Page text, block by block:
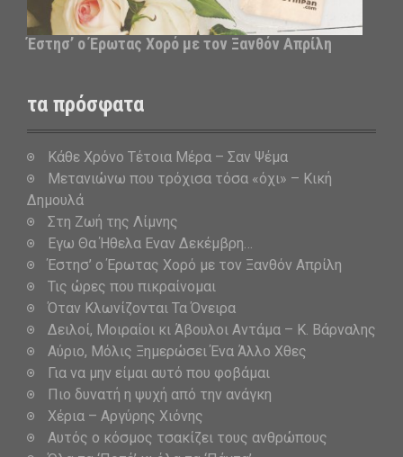
Έστησ’ ο Έρωτας Χορό με τον Ξανθόν Απρίλη
τα πρόσφατα
Κάθε Χρόνο Τέτοια Μέρα – Σαν Ψέμα
Μετανιώνω που τρόχισα τόσα «όχι» – Κική
Δημουλά
Στη Ζωή της Λίμνης
Εγω Θα Ήθελα Εναν Δεκέμβρη…
Έστησ’ ο Έρωτας Χορό με τον Ξανθόν Απρίλη
Τις ώρες που πικραίνομαι
Όταν Κλωνίζονται Τα Όνειρα
Δειλοί, Μοιραίοι κι Άβουλοι Αντάμα – Κ. Βάρναλης
Αύριο, Μόλις Ξημερώσει Ένα Άλλο Χθες
Για να μην είμαι αυτό που φοβάμαι
Πιο δυνατή η ψυχή από την ανάγκη
Χέρια – Αργύρης Χιόνης
Αυτός ο κόσμος τσακίζει τους ανθρώπους